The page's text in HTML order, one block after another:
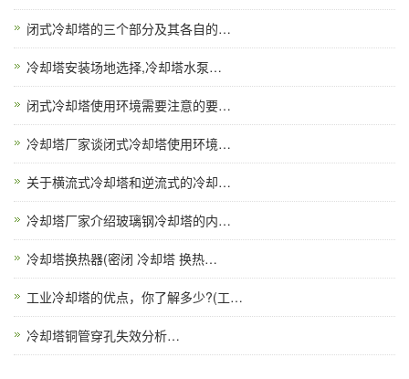
闭式冷却塔的三个部分及其各自的…
冷却塔安装场地选择,冷却塔水泵…
闭式冷却塔使用环境需要注意的要…
冷却塔厂家谈闭式冷却塔使用环境…
关于横流式冷却塔和逆流式的冷却…
冷却塔厂家介绍玻璃钢冷却塔的内…
冷却塔换热器(密闭 冷却塔 换热…
工业冷却塔的优点，你了解多少?(工…
冷却塔铜管穿孔失效分析…